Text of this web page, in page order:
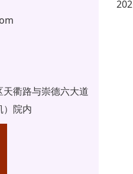
衢路与崇德六大道
）院内